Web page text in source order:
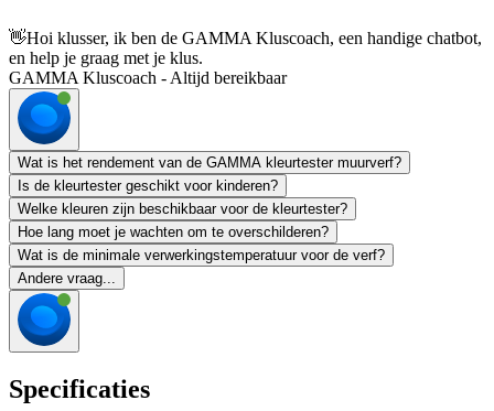
👋Hoi klusser, ik ben de GAMMA Kluscoach, een handige chatbot,
en help je graag met je klus.
GAMMA Kluscoach - Altijd bereikbaar
Wat is het rendement van de GAMMA kleurtester muurverf?
Is de kleurtester geschikt voor kinderen?
Welke kleuren zijn beschikbaar voor de kleurtester?
Hoe lang moet je wachten om te overschilderen?
Wat is de minimale verwerkingstemperatuur voor de verf?
Andere vraag...
Specificaties